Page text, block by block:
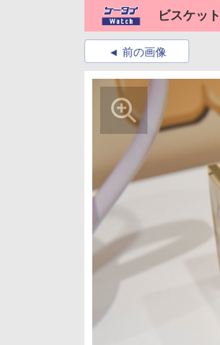
ビスケッ
前の画像